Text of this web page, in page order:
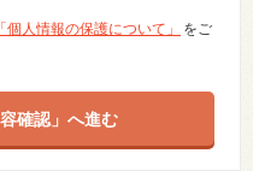
「個人情報の保護について」
をご